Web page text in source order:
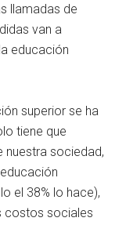
llamadas de
van a
educación
superior se ha
tiene que
nuestra sociedad,
el 38% lo hace),
costos sociales